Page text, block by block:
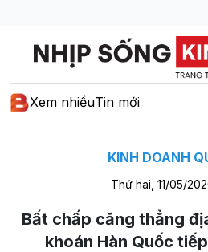
Xem nhiềuTin mới
KINH DOANH
Thứ hai, 11/05/
Bất chấp căng thẳng
khoán Hàn Quốc